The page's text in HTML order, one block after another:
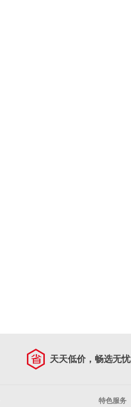
天天低价，畅选无忧
特色服务